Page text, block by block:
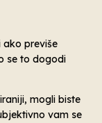
​​ako previše
se to dogodi
mogli biste
vam se